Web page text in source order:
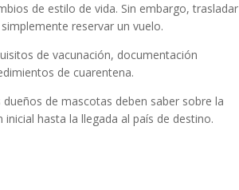
de estilo de vida. Sin embargo, trasladar
reservar un vuelo.
de vacunación, documentación
de cuarentena.
de mascotas deben saber sobre la
inicial hasta la llegada al país de destino.